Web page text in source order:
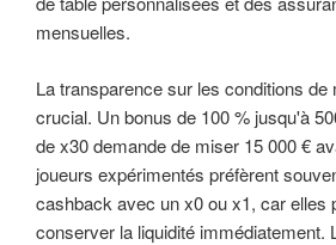
mensuelles.
La transparence sur les conditions de
crucial. Un bonus de 100 % jusqu'à
de x30 demande de miser 15 000 €
joueurs expérimentés préfèrent
cashback avec un x0 ou x1, car elles
conserver la liquidité immédiatement.